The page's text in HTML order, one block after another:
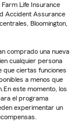
Life Insurance
Accident Assurance
Bloomington,
comprado una nueva
cualquier persona
que ciertas funciones
a menos que
este momento, los
el programa
experimentar un